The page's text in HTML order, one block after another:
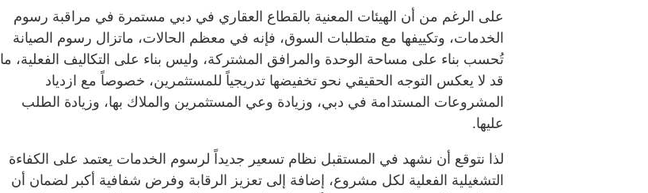
على الرغم من أن الهيئات المعنية بالقطاع العقاري في دبي مستمرة في مراقبة رسوم
الخدمات، وتكييفها مع متطلبات السوق، فإنه في معظم الحالات، ماتزال رسوم الصيانة
تُحسب بناء على مساحة الوحدة والمرافق المشتركة، وليس بناء على التكاليف الفعلية، ما
قد لا يعكس التوجه الحقيقي نحو تخفيضها تدريجياً للمستثمرين، خصوصاً مع ازدياد
المشروعات المستدامة في دبي، وزيادة وعي المستثمرين والملاك بها، وزيادة الطلب
عليها.
لذا نتوقع أن نشهد في المستقبل نظام تسعير جديداً لرسوم الخدمات يعتمد على الكفاءة
التشغيلية الفعلية لكل مشروع، إضافة إلى تعزيز الرقابة وفرض شفافية أكبر لضمان أن